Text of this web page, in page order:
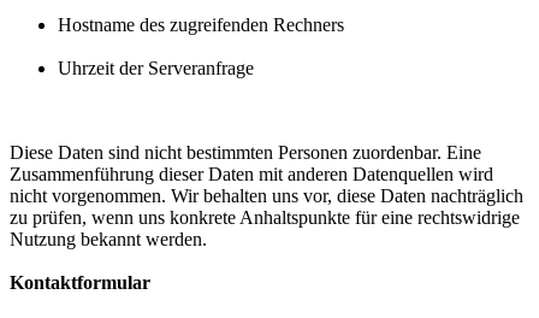
Hostname des zugreifenden Rechners
Uhrzeit der Serveranfrage
Diese Daten sind nicht bestimmten Personen zuordenbar. Eine
Zusammenführung dieser Daten mit anderen Datenquellen wird
nicht vorgenommen. Wir behalten uns vor, diese Daten nachträglich
zu prüfen, wenn uns konkrete Anhaltspunkte für eine rechtswidrige
Nutzung bekannt werden.
Kontaktformular